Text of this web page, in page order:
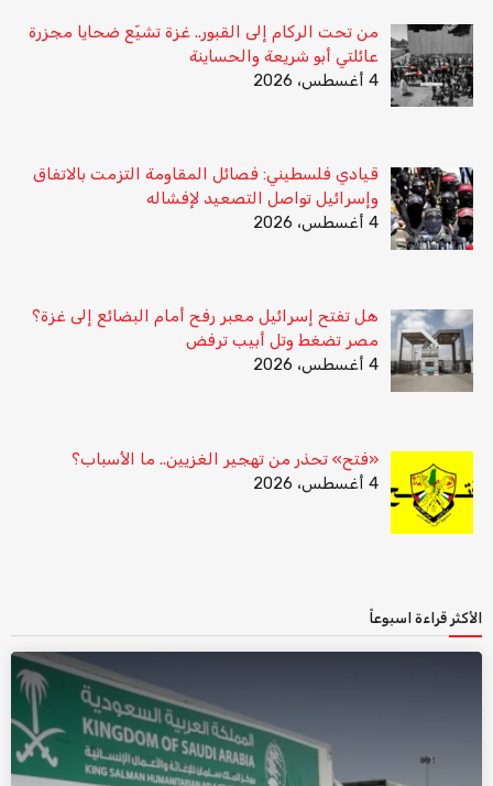
من تحت الركام إلى القبور.. غزة تشيّع ضحايا مجزرة
عائلتي أبو شريعة والحساينة
4 أغسطس، 2026
قيادي فلسطيني: فصائل المقاومة التزمت بالاتفاق
وإسرائيل تواصل التصعيد لإفشاله
4 أغسطس، 2026
هل تفتح إسرائيل معبر رفح أمام البضائع إلى غزة؟
مصر تضغط وتل أبيب ترفض
4 أغسطس، 2026
«فتح» تحذر من تهجير الغزيين.. ما الأسباب؟
4 أغسطس، 2026
الأكثر قراءة اسبوعاً